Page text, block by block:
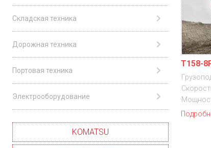
Складская техника
Дорожная техника
Портовая техника
Электрооборудование
KOMATSU
T158-